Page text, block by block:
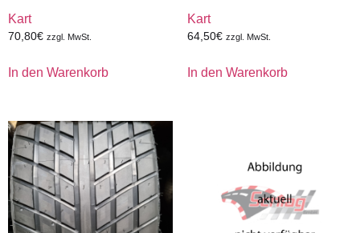
Kart
70,80€ zzgl. MwSt.
In den Warenkorb
Kart
64,50€ zzgl. MwSt.
In den Warenkorb